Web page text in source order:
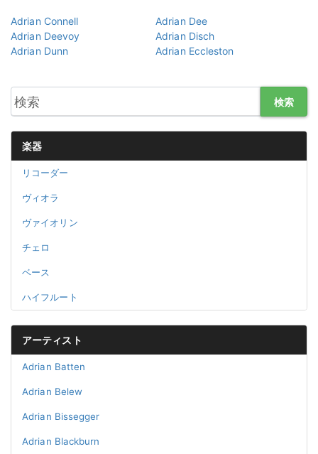
Adrian Connell
Adrian Dee
Adrian Deevoy
Adrian Disch
Adrian Dunn
Adrian Eccleston
検索
楽器
リコーダー
ヴィオラ
ヴァイオリン
チェロ
ベース
ハイフルート
アーティスト
Adrian Batten
Adrian Belew
Adrian Bissegger
Adrian Blackburn